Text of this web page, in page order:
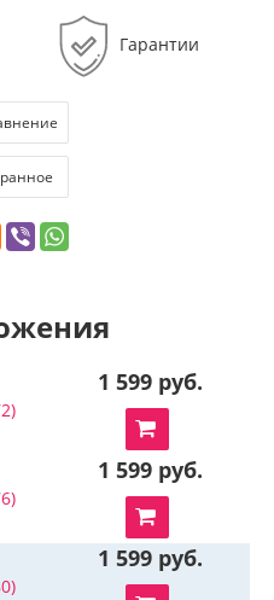
Гарантии
1 599 руб.
1 599 руб.
1 599 руб.